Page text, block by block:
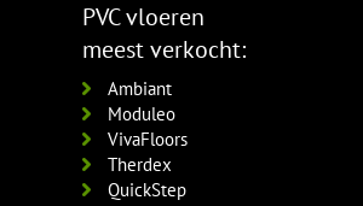
PVC vloeren
meest verkocht:
Ambiant
Moduleo
VivaFloors
Therdex
QuickStep